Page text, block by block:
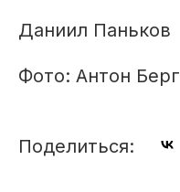
Даниил Паньков
Фото: Антон Берг
Поделиться: